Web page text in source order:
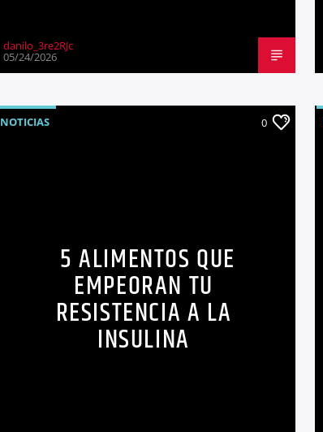
danilo_3re2RJc
05/24/2026
NOTICIAS 0
5 ALIMENTOS QUE
EMPEORAN TU
RESISTENCIA A LA
INSULINA